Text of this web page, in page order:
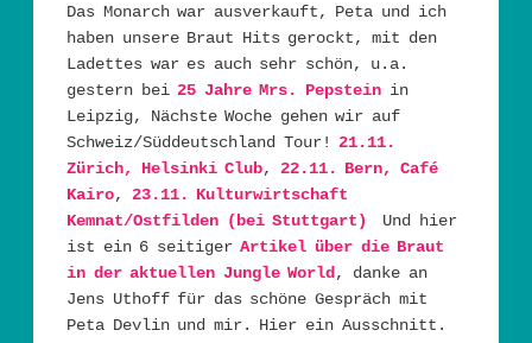
Das Monarch war ausverkauft, Peta und ich
haben unsere Braut Hits gerockt, mit den
Ladettes war es auch sehr schön, u.a.
gestern bei25 Jahre Mrs. Pepstein in
Leipzig, Nächste Woche gehen wir auf
Schweiz/Süddeutschland Tour!21.11.
Zürich, Helsinki Club, 22.11. Bern, Café
Kairo, 23.11. Kulturwirtschaft
Kemnat/Ostfilden (bei Stuttgart)
Und hier
ist ein 6 seitigerArtikel über die Braut
in der aktuellen Jungle World , danke an
Jens Uthoff für das schöne Gespräch mit
Peta Devlin und mir. Hier ein Ausschnitt.